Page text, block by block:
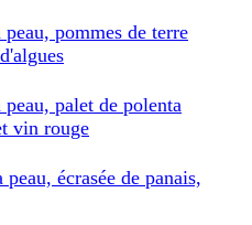
pommes de terre
palet de polenta
vin rouge
écrasée de panais,